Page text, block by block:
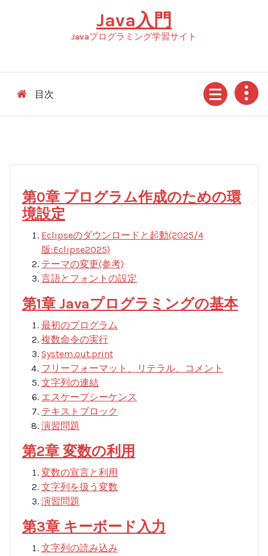
Java入門
Javaプログラミング学習サイト
目次
第0章 プログラム作成のための環
境設定
Eclipseのダウンロードと起動(2025/4
版:Eclipse2025)
テーマの変更(参考)
言語とフォントの設定
第1章 Javaプログラミングの基本
最初のプログラム
複数命令の実行
System.out.print
フリーフォーマット、リテラル、コメント
文字列の連結
エスケープシーケンス
テキストブロック
演習問題
第2章 変数の利用
変数の宣言と利用
文字列を扱う変数
演習問題
第3章 キーボード入力
文字列の読み込み